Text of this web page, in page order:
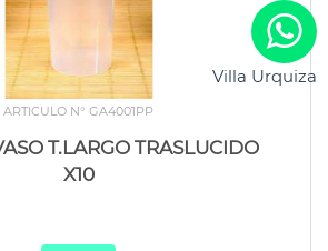
Villa Urquiza
ARTICULO N° GA4001PP
T.LARGO TRASLUCIDO
X10